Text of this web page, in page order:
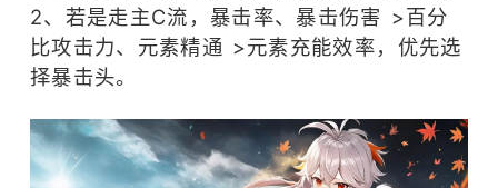
2、若是走主C流，暴击率、暴击伤害 >百分
比攻击力、元素精通 >元素充能效率，优先选
择暴击头。